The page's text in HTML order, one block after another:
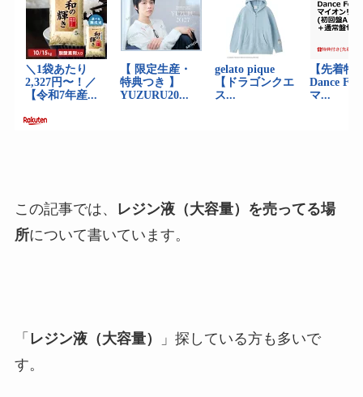
この記事では、
レジン液（大容量）を売ってる場
所について書いています。
「 レジン液（大容量）
」探している方も多いで
す。